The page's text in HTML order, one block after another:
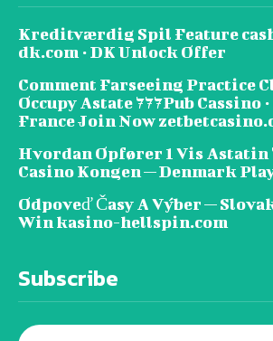
Kreditværdig Spil Feature
dk.com · DK Unlock Offer
Comment Farseeing Practice
Occupy Astate 777Pub Cassino
France Join Now
Hvordan Opfører 1 Vis Astatin
Casino Kongen — Denmark
Odpoveď Časy A Výber —
Win kasino-hellspin.com
Subscribe